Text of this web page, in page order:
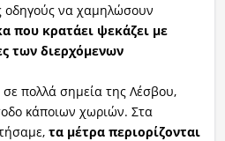
οδηγούς να χαμηλώσουν
που κρατάει ψεκάζει με
των διερχόμενων
σε πολλά σημεία της Λέσβου,
κάποιων χωριών. Στα
τα μέτρα περιορίζονται